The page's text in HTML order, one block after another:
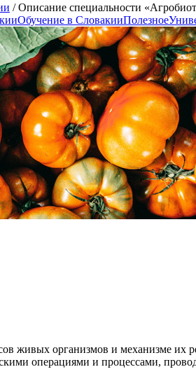
/Описание специальности
Обучение в СловакииПолезное
живых организмов и механизме их
операциями и процессами,